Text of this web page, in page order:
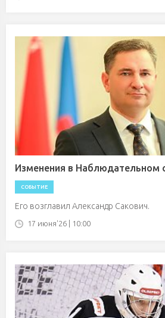
Изменения в Наблюдательном
СОБЫТИЕ
Его возглавил Александр Сакович.
17 июня'26 | 10:00